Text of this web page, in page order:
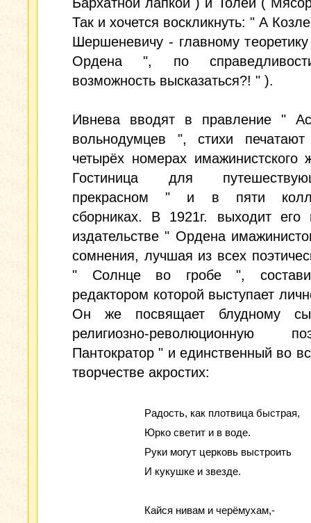
Так и хочется воскликнуть: " А
Шершеневичу - главному
Ордена ", по
возможность высказаться?! " ).
Ивнева вводят в правление "
вольнодумцев ", стихи
четырёх номерах имажинистского
Гостиница для
прекрасном " и в пяти
сборниках. В 1921г. выходит его
издательстве " Ордена
сомнения, лучшая из всех
" Солнце во гробе ",
редактором которой выступает
Он же посвящает блудному
религиозно-революционную
Пантократор " и единственный во
творчестве акростих:
Радость, как плотвица быстрая,
Юрко светит и в воде.
Руки могут церковь выстроить
И кукушке и звезде.
Кайся нивам и черёмухам,-